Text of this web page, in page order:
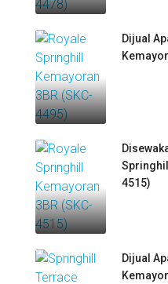
Dijual
4515)
Dijual